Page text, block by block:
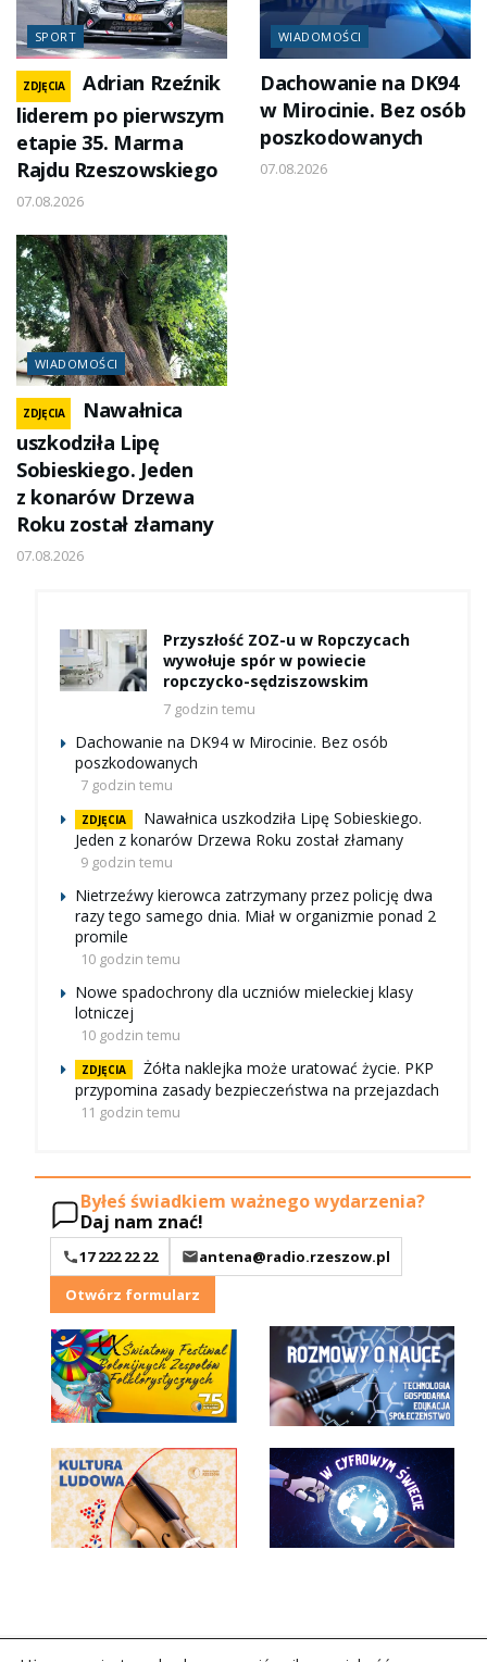
SPORT
ZDJĘCIA
Adrian Rzeźnik
liderem po pierwszym
etapie 35. Marma
Rajdu Rzeszowskiego
07.08.2026
WIADOMOŚCI
Dachowanie na DK94
w Mirocinie. Bez osób
poszkodowanych
07.08.2026
WIADOMOŚCI
ZDJĘCIA
Nawałnica
uszkodziła Lipę
Sobieskiego. Jeden
z konarów Drzewa
Roku został złamany
07.08.2026
Przyszłość ZOZ-u w Ropczycach
wywołuje spór w powiecie
ropczycko-sędziszowskim
7 godzin temu
Dachowanie na DK94 w Mirocinie. Bez osób
poszkodowanych
7 godzin temu
ZDJĘCIA
Nawałnica uszkodziła Lipę Sobieskiego.
Jeden z konarów Drzewa Roku został złamany
9 godzin temu
Nietrzeźwy kierowca zatrzymany przez policję dwa
razy tego samego dnia. Miał w organizmie ponad 2
promile
10 godzin temu
Nowe spadochrony dla uczniów mieleckiej klasy
lotniczej
10 godzin temu
ZDJĘCIA
Żółta naklejka może uratować życie. PKP
przypomina zasady bezpieczeństwa na przejazdach
11 godzin temu
Byłeś świadkiem ważnego wydarzenia?
Daj nam znać!
17 222 22 22
antena@radio.rzeszow.pl
Otwórz formularz